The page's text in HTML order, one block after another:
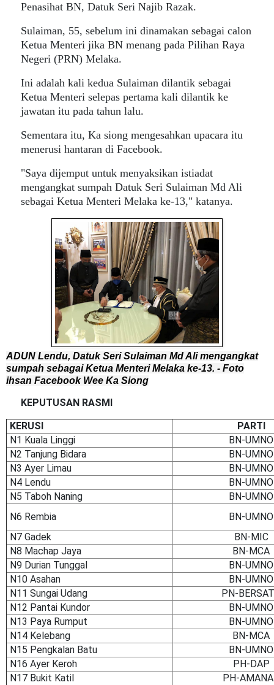
Penasihat BN, Datuk Seri Najib Razak.
Sulaiman, 55, sebelum ini dinamakan sebagai calon
Ketua Menteri jika BN menang pada Pilihan Raya
Negeri (PRN) Melaka.
Ini adalah kali kedua Sulaiman dilantik sebagai
Ketua Menteri selepas pertama kali dilantik ke
jawatan itu pada tahun lalu.
Sementara itu, Ka siong mengesahkan upacara itu
menerusi hantaran di Facebook.
"Saya dijemput untuk menyaksikan istiadat
mengangkat sumpah Datuk Seri Sulaiman Md Ali
sebagai Ketua Menteri Melaka ke-13," katanya.
ADUN Lendu, Datuk Seri Sulaiman Md Ali mengangkat
sumpah sebagai Ketua Menteri Melaka ke-13. - Foto
ihsan Facebook Wee Ka Siong
KEPUTUSAN RASMI
KERUSI
PARTI
N1 Kuala Linggi
BN-UMNO
N2 Tanjung Bidara
BN-UMNO
N3 Ayer Limau
BN-UMNO
N4 Lendu
BN-UMNO
N5 Taboh Naning
BN-UMNO
N6 Rembia
BN-UMNO
N7 Gadek
BN-MIC
N8 Machap Jaya
BN-MCA
N9 Durian Tunggal
BN-UMNO
N10 Asahan
BN-UMNO
N11 Sungai Udang
PN-
N12 Pantai Kundor
BN-UMNO
N13 Paya Rumput
BN-UMNO
N14 Kelebang
BN-MCA
N15 Pengkalan Batu
BN-UMNO
N16 Ayer Keroh
PH-DAP
N17 Bukit Katil
PH-